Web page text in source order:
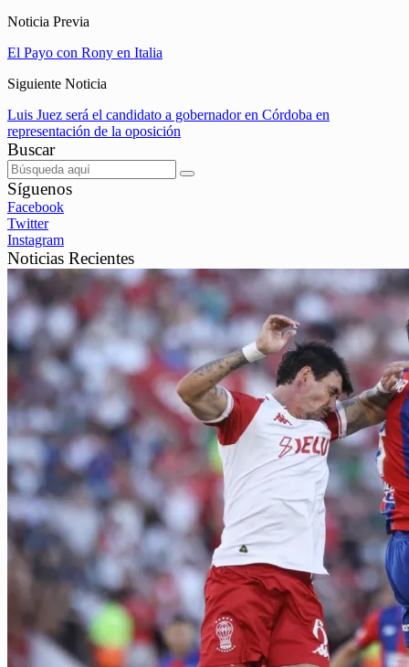
Noticia Previa
El Payo con Rony en Italia
Siguiente Noticia
Luis Juez será el candidato a gobernador en Córdoba en
representación de la oposición
Buscar
Síguenos
Facebook
Twitter
Instagram
Noticias Recientes